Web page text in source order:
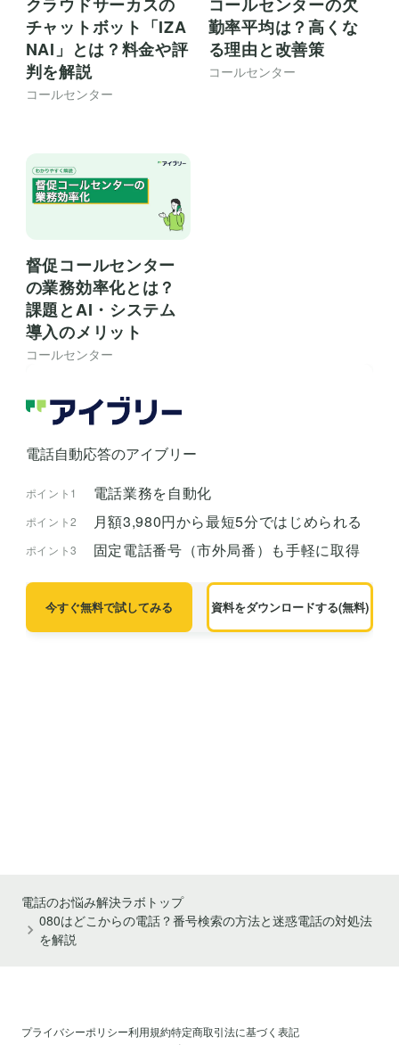
チャットボット「IZA
NAI」とは？料金や評
判を解説
コールセンター
勤率平均は？高くな
る理由と改善策
コールセンター
督促コールセンター
の業務効率化とは？
課題とAI・システム
導入のメリット
コールセンター
電話自動応答のアイブリー
ポイント1 電話業務を自動化
ポイント2 月額3,980円から最短5分ではじめられる
ポイント3 固定電話番号（市外局番）も手軽に取得
今すぐ無料で試してみる 資料をダウンロードする(無料)
電話のお悩み解決ラボトップ
080はどこからの電話？番号検索の方法と迷惑電話の対処法
を解説
プライバシーポリシー利用規約特定商取引法に基づく表記